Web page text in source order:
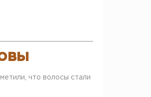
что волосы стали